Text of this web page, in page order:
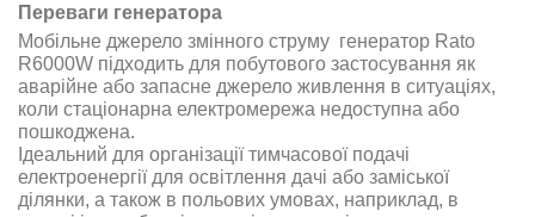
Переваги генератора
Мобільне джерело змінного струму генератор Rato
R6000W підходить для побутового застосування як
аварійне або запасне джерело живлення в ситуаціях,
коли стаціонарна електромережа недоступна або
пошкоджена.
Ідеальний для організації тимчасової подачі
електроенергії для освітлення дачі або заміської
ділянки, а також в польових умовах, наприклад, в